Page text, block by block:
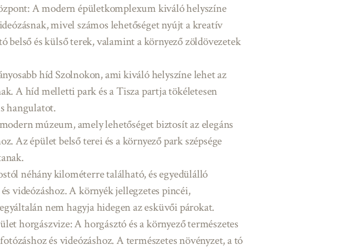
A modern épületkomplexum kiváló helyszíne
mivel számos lehetőséget nyújt a kreatív
belső és külső terek, valamint a környező zöldövezetek
híd Szolnokon, ami kiváló helyszíne lehet az
A híd melletti park és a Tisza partja tökéletesen
hangulatot.
múzeum, amely lehetőséget biztosít az elegáns
Az épület belső terei és a környező park szépsége
néhány kilométerre található, és egyedülálló
videózáshoz. A környék jellegzetes pincéi,
nem hagyja hidegen az esküvői párokat.
horgászvize: A horgásztó és a környező természetes
és videózáshoz. A természetes növényzet, a tó